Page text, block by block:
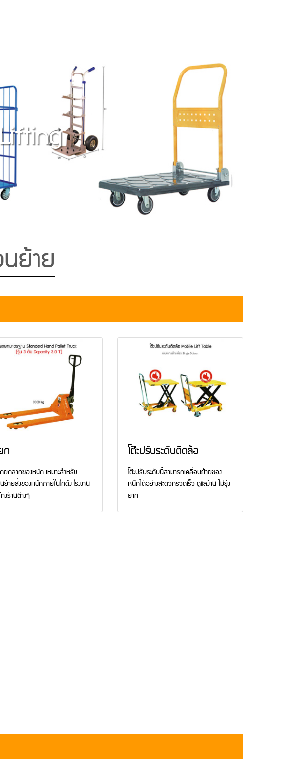
ย้าย
ก
ยกลากของหนัก เหมาะสำหรับ
ย้ายสิ่งของหนักภายในโกดัง โรงงาน
งร้านต่างๆ
โต๊ะปรับระดับติดล้อ
โต๊ะปรับระดับนี้สามารถเคลื่อนย้ายของ
หนักได้อย่างสะดวกรวดเร็ว ดูแลง่าน ไม่ยุ่ง
ยาก